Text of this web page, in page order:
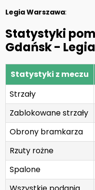
Legia Warszawa:
Statystyki
Gdańsk -
Statystyki z meczu
Strzały
Zablokowane strzały
Obrony bramkarza
Rzuty rożne
Spalone